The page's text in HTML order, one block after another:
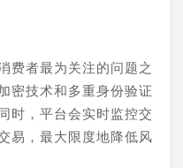
费者最为关注的问题之
密技术和多重身份验证
时，平台会实时监控交
易，最大限度地降低风